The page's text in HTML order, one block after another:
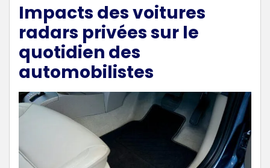
Impacts des voitures
radars privées sur le
quotidien des
automobilistes